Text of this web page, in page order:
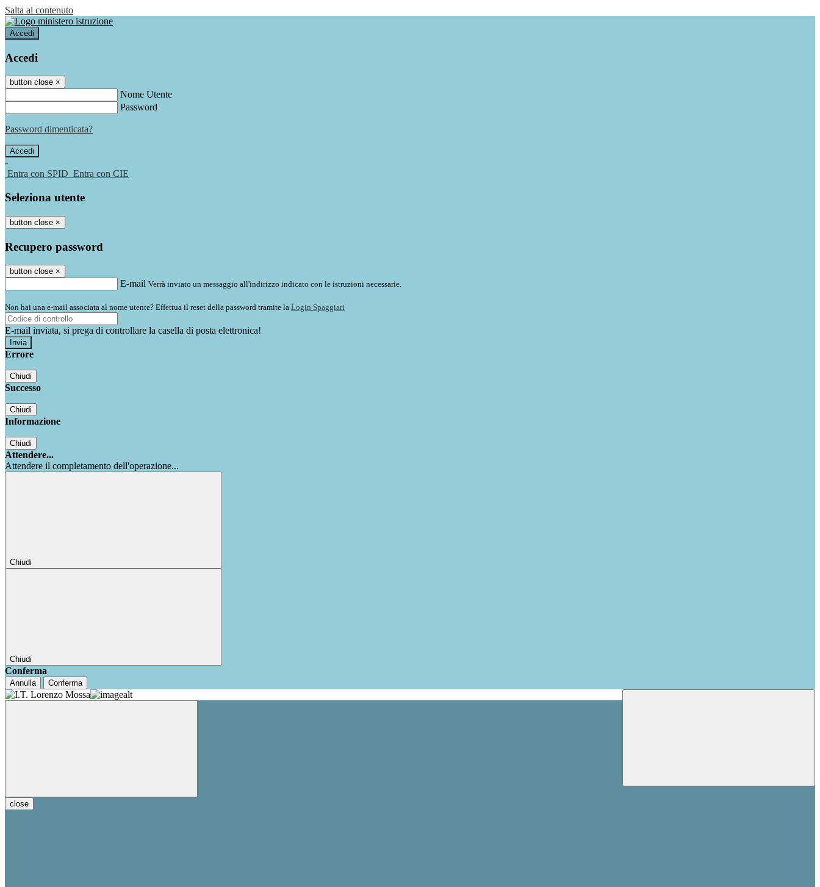
Salta al contenuto
Accedi
Accedi
button close ×
Nome Utente
Password
Password dimenticata?
-
Entra con SPID Entra con CIE
Seleziona utente
button close ×
Recupero password
button close ×
E-mail Verrà inviato un messaggio all'indirizzo indicato con le istruzioni necessarie.
Non hai una e-mail associata al nome utente? Effettua il reset della password tramite la Login Spaggiari
E-mail inviata, si prega di controllare la casella di posta elettronica!
Errore
Chiudi
Successo
Chiudi
Informazione
Chiudi
Attendere...
Attendere il completamento dell'operazione...
Chiudi
Chiudi
Conferma
Annulla Conferma
close